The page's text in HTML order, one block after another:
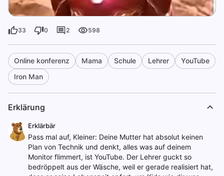
33 0 2 598
Online konferenz Mama Schule Lehrer
YouTube
Iron Man
Erklärung
Erklärbär
Pass mal auf, Kleiner: Deine Mutter hat absolut keinen
Plan von Technik und denkt, alles was auf deinem
Monitor flimmert, ist YouTube. Der Lehrer guckt so
bedröppelt aus der Wäsche, weil er gerade realisiert hat,